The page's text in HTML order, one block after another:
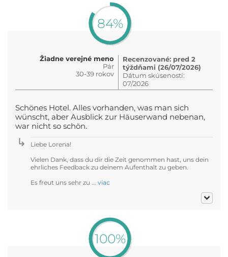
84%
Žiadne verejné meno
Pár
30-39 rokov
Recenzované: pred 2
týždňami (26/07/2026)
Dátum skúseností:
07/2026
Schönes Hotel. Alles vorhanden, was man sich
wünscht, aber Ausblick zur Häuserwand nebenan,
war nicht so schön.
Liebe Lorena!
Vielen Dank, dass du dir die Zeit genommen hast, uns dein
ehrliches Feedback zu deinem Aufenthalt zu geben.
Es freut uns sehr zu ... viac
100%